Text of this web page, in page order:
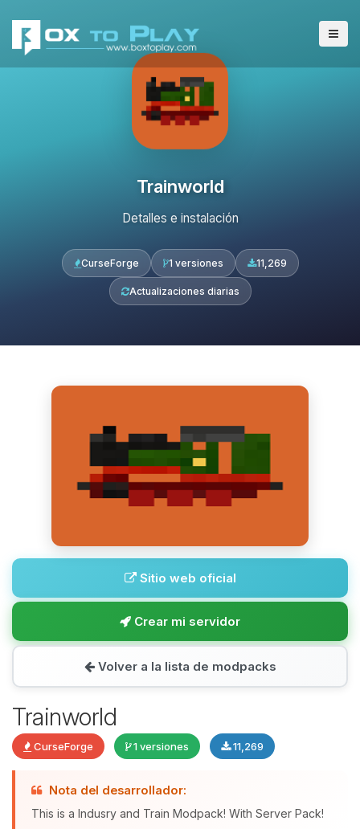
Trainworld
Detalles e instalación
CurseForge 1 versiones 11,269
Actualizaciones diarias
Sitio web oficial
Crear mi servidor
Volver a la lista de modpacks
Trainworld
CurseForge 1 versiones 11,269
Nota del desarrollador:
This is a Indusry and Train Modpack! With Server Pack!
hablar! Soy Choupy, tu pequeno
asistente de BoxToPlay. Cuentame